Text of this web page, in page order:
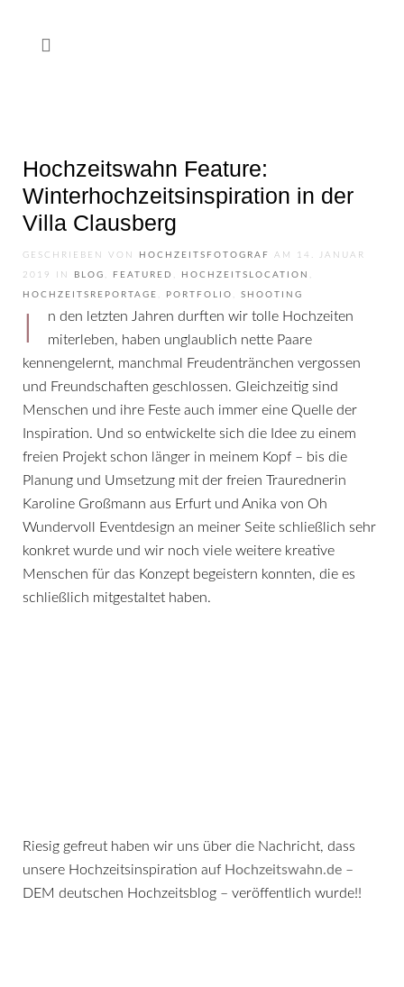
Hochzeitswahn Feature:
Winterhochzeits­inspiration in der
Villa Clausberg
GESCHRIEBEN VON HOCHZEITSFOTOGRAF AM 14. JANUAR
2019 IN BLOG , FEATURED , HOCHZEITSLOCATION ,
HOCHZEITSREPORTAGE , PORTFOLIO , SHOOTING
miterleben, haben unglaublich nette Paare
kennengelernt, manchmal Freudentränchen vergossen
und Freundschaften geschlossen. Gleichzeitig sind
Menschen und ihre Feste auch immer eine Quelle der
Inspiration. Und so entwickelte sich die Idee zu einem
freien Projekt schon länger in meinem Kopf – bis die
Planung und Umsetzung mit der freien Traurednerin
Karoline Großmann aus Erfurt und Anika von Oh
Wundervoll Eventdesign an meiner Seite schließlich sehr
konkret wurde und wir noch viele weitere kreative
Menschen für das Konzept begeistern konnten, die es
schließlich mitgestaltet haben.
Riesig gefreut haben wir uns über die Nachricht, dass
unsere Hochzeitsinspiration auf Hochzeitswahn.de –
DEM deutschen Hochzeitsblog – veröffentlich wurde!!